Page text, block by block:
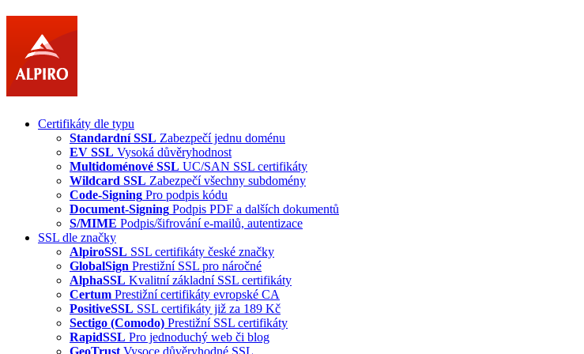
Certifikáty dle typu
Standardní SSL Zabezpečí jednu doménu
EV SSL Vysoká důvěryhodnost
Multidoménové SSL UC/SAN SSL certifikáty
Wildcard SSL Zabezpečí všechny subdomény
Code-Signing Pro podpis kódu
Document-Signing Podpis PDF a dalších dokumentů
S/MIME Podpis/šifrování e-mailů, autentizace
SSL dle značky
AlpiroSSL SSL certifikáty české značky
GlobalSign Prestižní SSL pro náročné
AlphaSSL Kvalitní základní SSL certifikáty
Certum Prestižní certifikáty evropské CA
PositiveSSL SSL certifikáty již za 189 Kč
Sectigo (Comodo) Prestižní SSL certifikáty
RapidSSL Pro jednoduchý web či blog
GeoTrust Vysoce důvěryhodné SSL